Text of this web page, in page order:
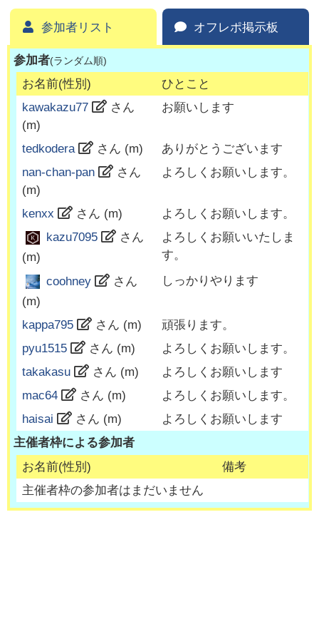
参加者リスト オフレポ掲示板
参加者(ランダム順)
お名前(性別)
ひとこと
kawakazu77
さん
(m)
お願いします
tedkodera さん (m)
ありがとうございます
nan-chan-pan
さん
(m)
よろしくお願いします。
kenxx さん (m)
よろしくお願いします。
kazu7095
さん
(m)
よろしくお願いいたしま
す。
coohney
さん
(m)
しっかりやります
kappa795 さん (m)
頑張ります。
pyu1515
さん (m)
よろしくお願いします。
takakasu
さん (m)
よろしくお願いします
mac64
さん (m)
よろしくお願いします。
haisai
さん (m)
よろしくお願いします
主催者枠による参加者
お名前(性別)
備考
主催者枠の参加者はまだいません